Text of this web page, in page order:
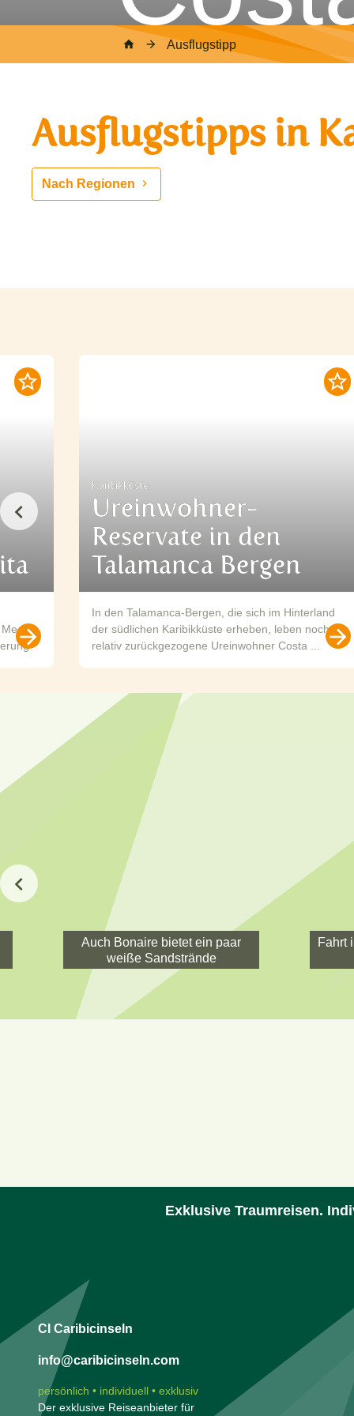
Ausflugstipp
Ausflugstipps in
Nach Regionen
Karibikküste
Ureinwohner-
Reservate in den
Talamanca Bergen
In den Talamanca-Bergen, die sich im Hinterland
der südlichen Karibikküste erheben, leben noch
relativ zurückgezogene Ureinwohner Costa ...
Auch Bonaire bietet ein paar
weiße Sandstrände
Fahrt
Exklusive Traumreisen.
CI Caribicinseln
info@caribicinseln.com
persönlich • individuell • exklusiv
Der exklusive Reiseanbieter für